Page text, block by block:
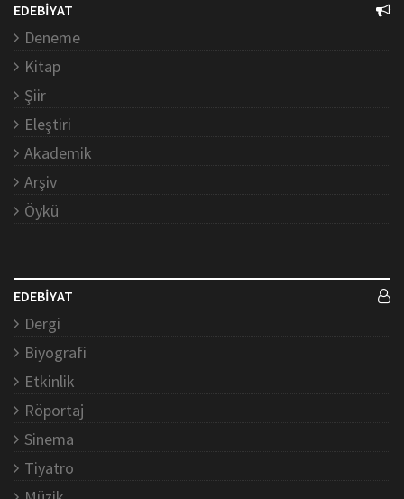
EDEBİYAT
Deneme
Kitap
Şiir
Eleştiri
Akademik
Arşiv
Öykü
EDEBİYAT
Dergi
Biyografi
Etkinlik
Röportaj
Sinema
Tiyatro